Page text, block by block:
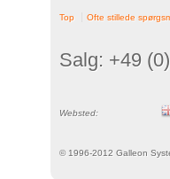
Cookie Consent plugin
Top Ofte stillede
Salg: +49
Websted:
© 1996-2012 Galleon